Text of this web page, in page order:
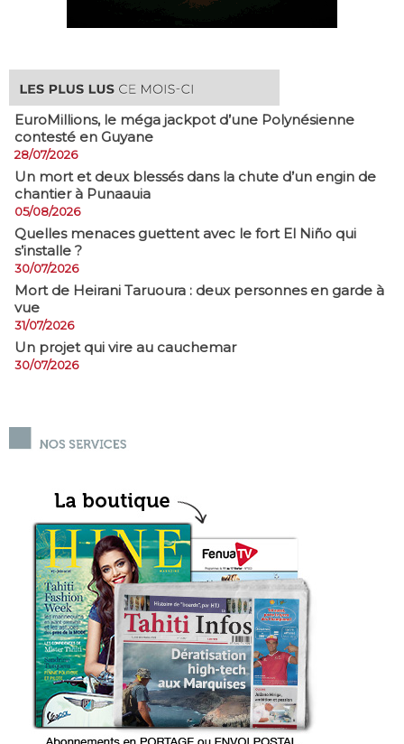
EuroMillions, ​le méga jackpot d’une Polynésienne
contesté en Guyane
28/07/2026
​Un mort et deux blessés dans la chute d’un engin de
chantier à Punaauia
05/08/2026
Quelles menaces guettent avec le fort El Niño qui
s’installe ?
30/07/2026
Mort de Heirani Taruoura : deux personnes en garde à
vue
31/07/2026
Un projet qui vire au cauchemar
30/07/2026